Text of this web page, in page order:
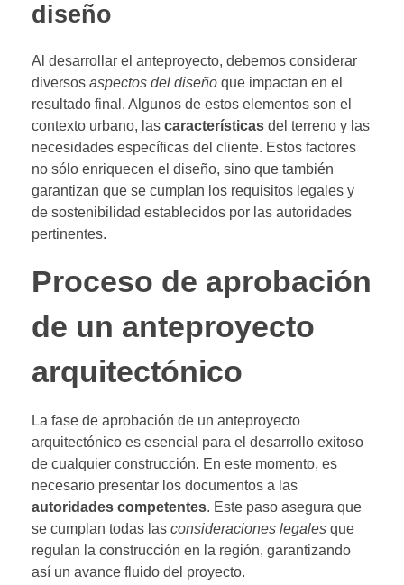
diseño
Al desarrollar el anteproyecto, debemos considerar
diversos aspectos del diseño que impactan en el
resultado final. Algunos de estos elementos son el
contexto urbano, las características del terreno y las
necesidades específicas del cliente. Estos factores
no sólo enriquecen el diseño, sino que también
garantizan que se cumplan los requisitos legales y
de sostenibilidad establecidos por las autoridades
pertinentes.
Proceso de aprobación
de un anteproyecto
arquitectónico
La fase de aprobación de un anteproyecto
arquitectónico es esencial para el desarrollo exitoso
de cualquier construcción. En este momento, es
necesario presentar los documentos a las
autoridades competentes. Este paso asegura que
se cumplan todas las consideraciones legales que
regulan la construcción en la región, garantizando
así un avance fluido del proyecto.